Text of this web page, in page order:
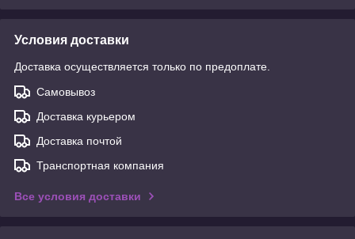
Условия доставки
Доставка осуществляется только по предоплате.
Самовывоз
Доставка курьером
Доставка почтой
Транспортная компания
Все условия доставки